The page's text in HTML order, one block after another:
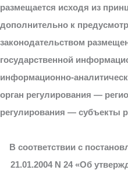
размещается исходя из
дополнительно к
законодательством
государственной
информационно-
орган регулирования —
регулирования — субъекты
В соответствии с
21.01.2004 N 24 «Об